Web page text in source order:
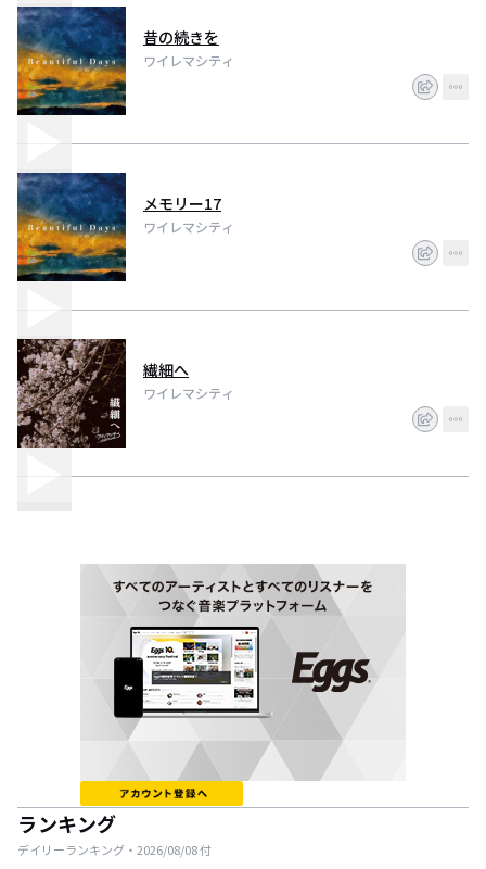
昔の続きを
ワイレマシティ
メモリー17
ワイレマシティ
繊細へ
ワイレマシティ
ランキング
デイリーランキング・ 2026/08/08付